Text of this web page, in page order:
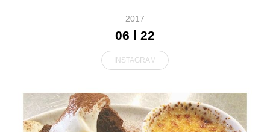
2017
06 22
INSTAGRAM